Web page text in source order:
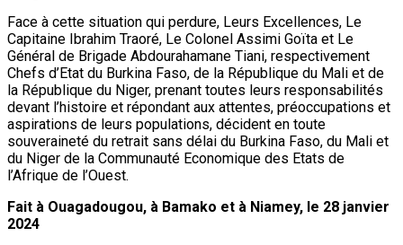
Face à cette situation qui perdure, Leurs Excellences, Le
Capitaine Ibrahim Traoré, Le Colonel Assimi Goïta et Le
Général de Brigade Abdourahamane Tiani, respectivement
Chefs d’Etat du Burkina Faso, de la République du Mali et de
la République du Niger, prenant toutes leurs responsabilités
devant l’histoire et répondant aux attentes, préoccupations et
aspirations de leurs populations, décident en toute
souveraineté du retrait sans délai du Burkina Faso, du Mali et
du Niger de la Communauté Economique des Etats de
l’Afrique de l’Ouest.
Fait à Ouagadougou, à Bamako et à Niamey, le 28 janvier
2024